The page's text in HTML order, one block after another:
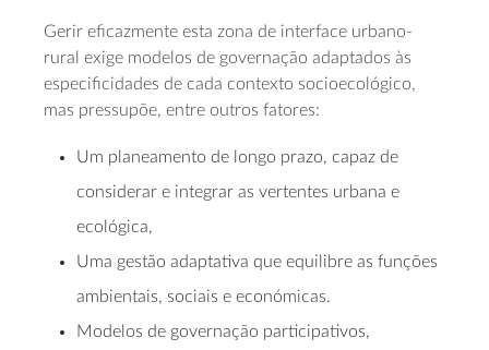
Gerir eficazmente esta zona de interface urbano-
rural exige modelos de governação adaptados às
especificidades de cada contexto socioecológico,
mas pressupõe, entre outros fatores:
Um planeamento de longo prazo, capaz de
considerar e integrar as vertentes urbana e
ecológica,
Uma gestão adaptativa que equilibre as funções
ambientais, sociais e económicas.
Modelos de governação participativos,